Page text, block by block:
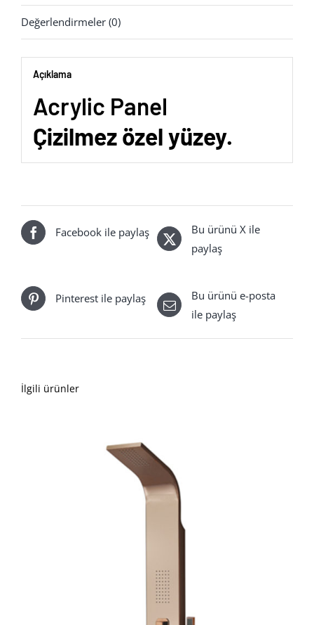
Değerlendirmeler (0)
Açıklama
Acrylic Panel
Çizilmez özel yüzey.
Facebook ile paylaş
Bu ürünü X ile
paylaş
Pinterest ile paylaş
Bu ürünü e-posta
ile paylaş
İlgili ürünler
AYRINTILAR